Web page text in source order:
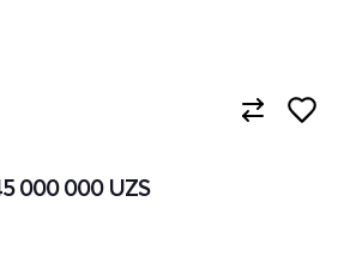
000 000 UZS